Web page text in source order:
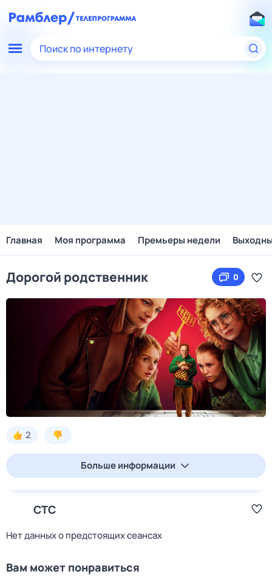
Поиск по интернету
Главная Моя программа Премьеры недели
Дорогой родственник 0
2
Больше информации
СТС
Нет данных о предстоящих сеансах
Вам может понравиться